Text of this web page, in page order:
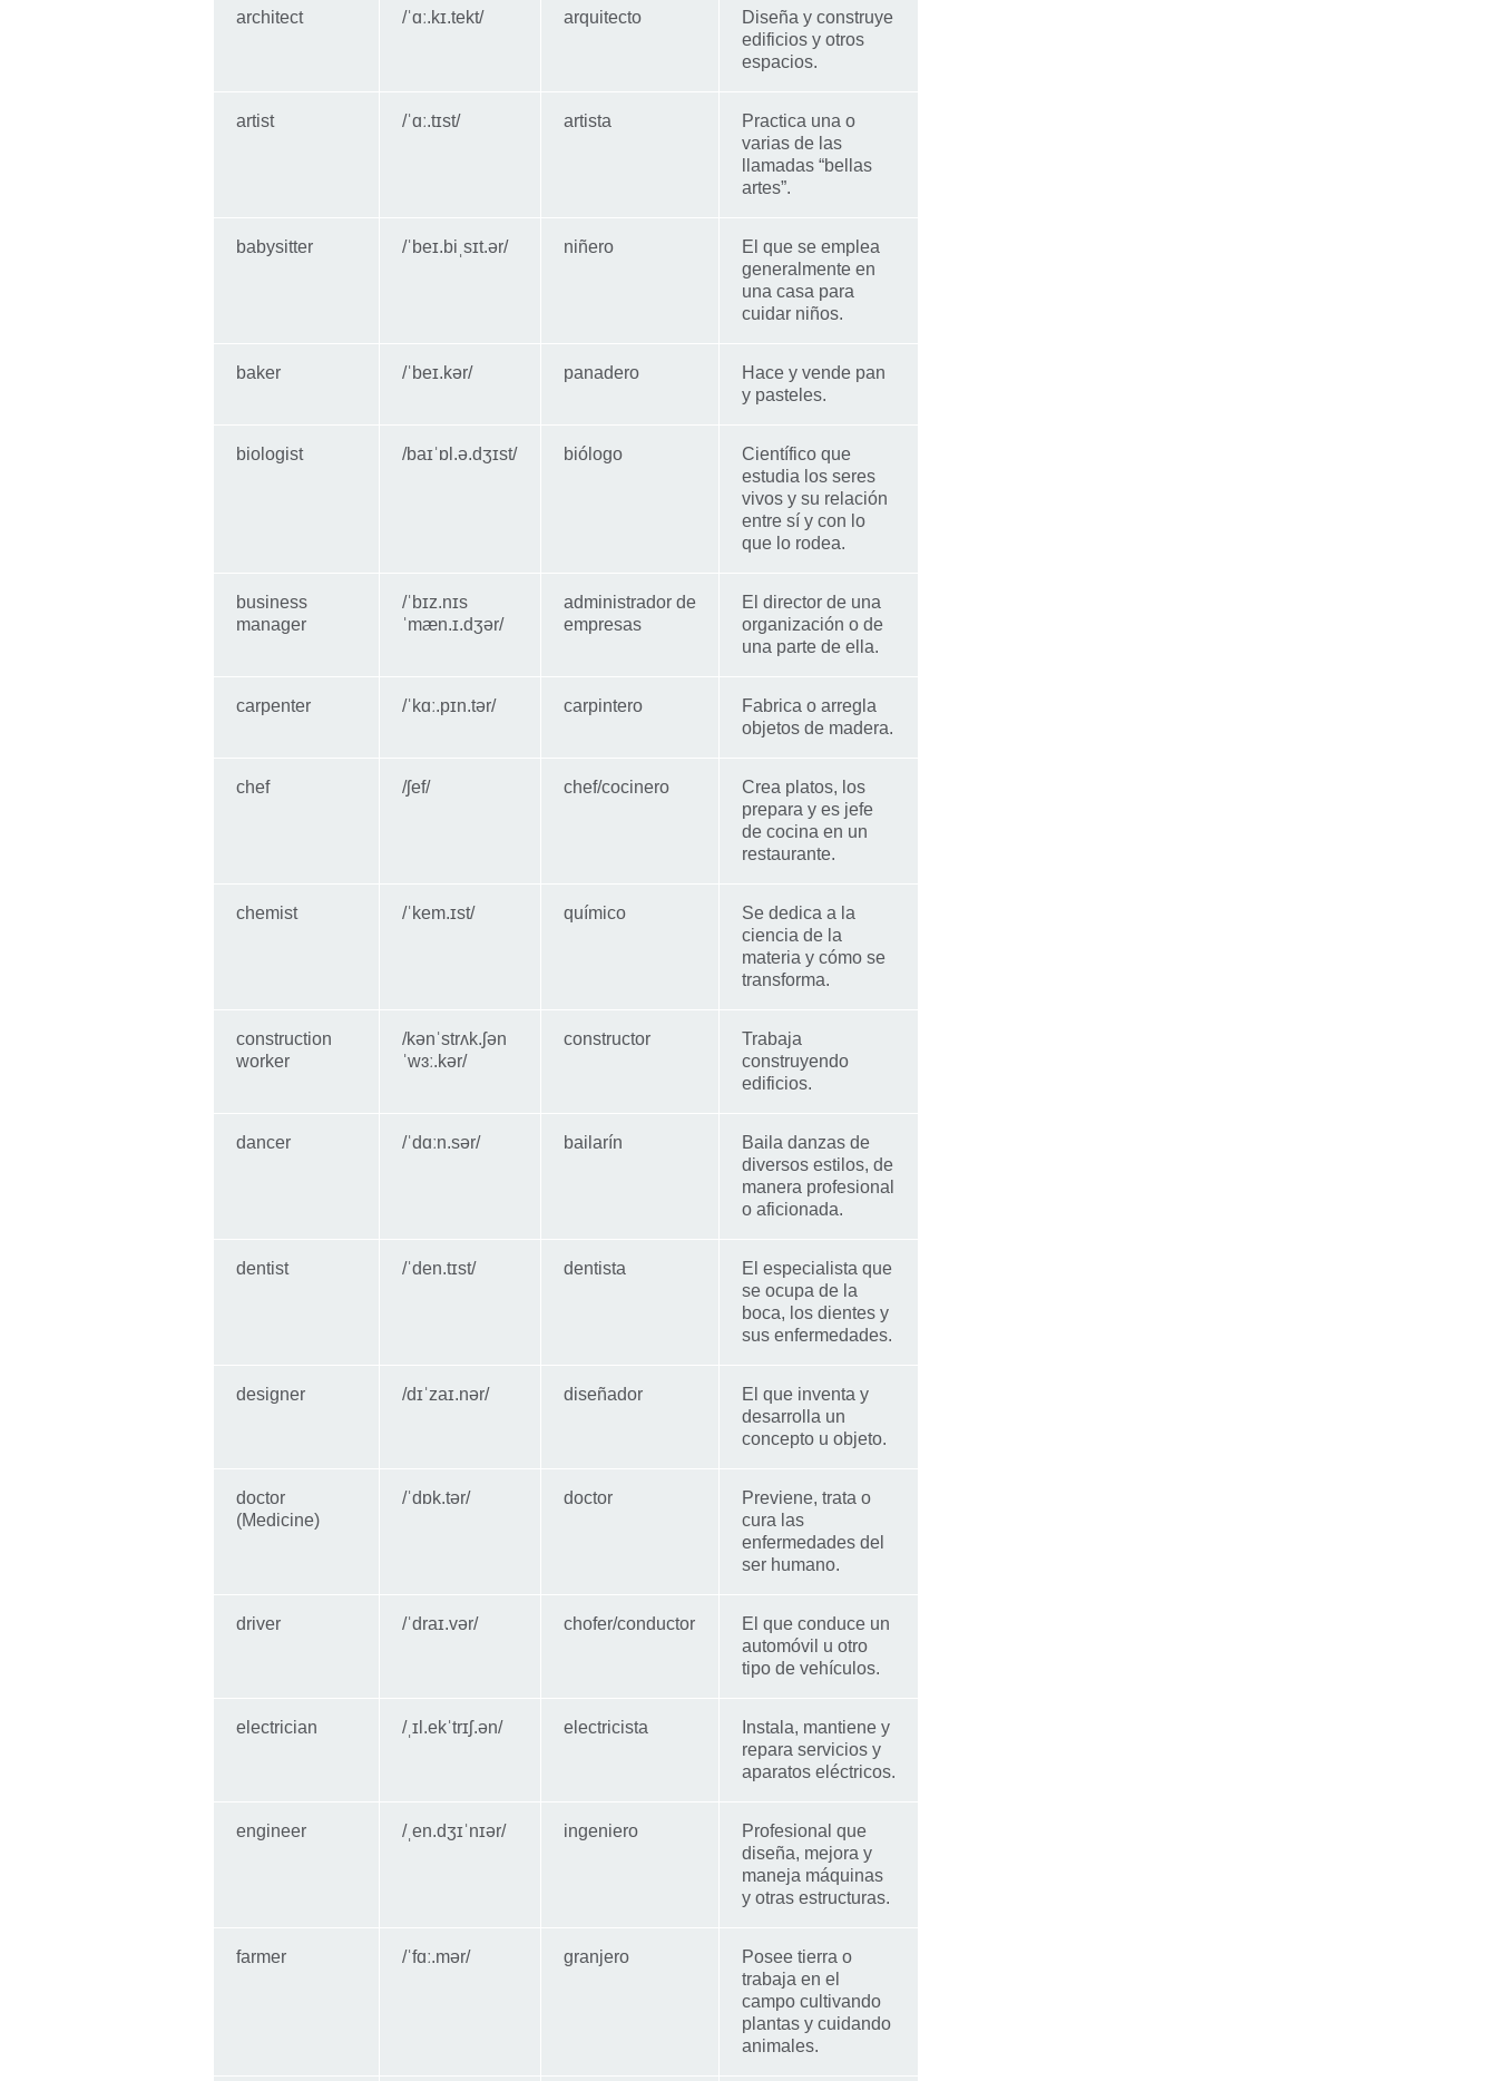
architect /ˈɑː.kɪ.tekt/ arquitecto
Diseña y construye
edificios y otros
espacios.
artist /ˈɑː.tɪst/ artista
Practica una o
varias de las
llamadas “bellas
artes”.
babysitter /ˈbeɪ.biˌsɪt.ər/ niñero
El que se emplea
generalmente en
una casa para
cuidar niños.
baker /ˈbeɪ.kər/ panadero
Hace y vende pan
y pasteles.
biologist /baɪˈɒl.ə.dʒɪst/ biólogo
Científico que
estudia los seres
vivos y su relación
entre sí y con lo
que lo rodea.
business
manager
/ˈbɪz.nɪs
ˈmæn.ɪ.dʒər/
administrador de
empresas
El director de una
organización o de
una parte de ella.
carpenter /ˈkɑː.pɪn.tər/ carpintero
Fabrica o arregla
objetos de madera.
chef /ʃef/ chef/cocinero
Crea platos, los
prepara y es jefe
de cocina en un
restaurante.
chemist /ˈkem.ɪst/ químico
Se dedica a la
ciencia de la
materia y cómo se
transforma.
construction
worker
/kənˈstrʌk.ʃən
ˈwɜː.kər/
constructor
Trabaja
construyendo
edificios.
dancer /ˈdɑːn.sər/ bailarín
Baila danzas de
diversos estilos, de
manera profesional
o aficionada.
dentist /ˈden.tɪst/ dentista
El especialista que
se ocupa de la
boca, los dientes y
sus enfermedades.
designer /dɪˈzaɪ.nər/ diseñador
El que inventa y
desarrolla un
concepto u objeto.
doctor
(Medicine)
/ˈdɒk.tər/ doctor
Previene, trata o
cura las
enfermedades del
ser humano.
driver /ˈdraɪ.vər/ chofer/conductor
El que conduce un
automóvil u otro
tipo de vehículos.
electrician /ˌɪl.ekˈtrɪʃ.ən/ electricista
Instala, mantiene y
repara servicios y
aparatos eléctricos.
engineer /ˌen.dʒɪˈnɪər/ ingeniero
Profesional que
diseña, mejora y
maneja máquinas
y otras estructuras.
farmer /ˈfɑː.mər/ granjero
Posee tierra o
trabaja en el
campo cultivando
plantas y cuidando
animales.